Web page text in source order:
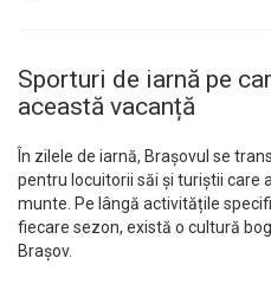
Sporturi de iarnă pe
această vacanță
În zilele de iarnă, Brașovul se
pentru locuitorii săi și turiștii care
munte. Pe lângă activitățile
fiecare sezon, există o cultură
Brașov.